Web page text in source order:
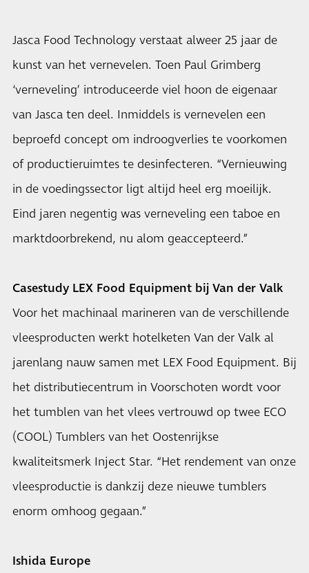
Jasca Food Technology verstaat alweer 25 jaar de
kunst van het vernevelen. Toen Paul Grimberg
‘verneveling’ introduceerde viel hoon de eigenaar
van Jasca ten deel. Inmiddels is vernevelen een
beproefd concept om indroogverlies te voorkomen
of productieruimtes te desinfecteren. “Vernieuwing
in de voedingssector ligt altijd heel erg moeilijk.
Eind jaren negentig was verneveling een taboe en
marktdoorbrekend, nu alom geaccepteerd.”
Casestudy LEX Food Equipment bij Van der Valk
Voor het machinaal marineren van de verschillende
vleesproducten werkt hotelketen Van der Valk al
jarenlang nauw samen met LEX Food Equipment. Bij
het distributiecentrum in Voorschoten wordt voor
het tumblen van het vlees vertrouwd op twee ECO
(COOL) Tumblers van het Oostenrijkse
kwaliteitsmerk Inject Star. “Het rendement van onze
vleesproductie is dankzij deze nieuwe tumblers
enorm omhoog gegaan.”
Ishida Europe